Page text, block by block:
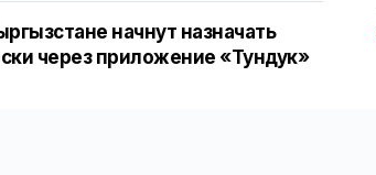
начнут назначать
через приложение «Тундук»